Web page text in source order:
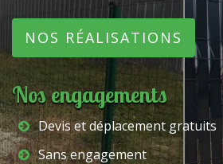
NOS RÉALISATIONS
Nos engagements
Devis et déplacement gratuits
Sans engagement